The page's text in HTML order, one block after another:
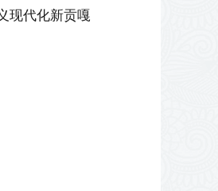
现代化新贡嘎